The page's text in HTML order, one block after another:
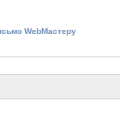
WebМастеру